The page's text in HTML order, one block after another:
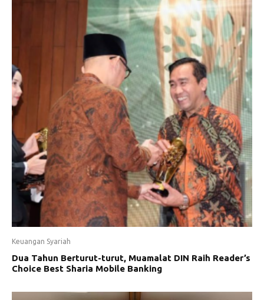
Keuangan Syariah
Dua Tahun Berturut-turut, Muamalat DIN Raih Reader’s
Choice Best Sharia Mobile Banking